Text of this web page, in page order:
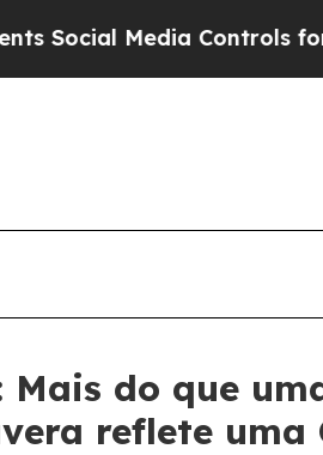
Media Controls for Their
Mais do que
reflete uma